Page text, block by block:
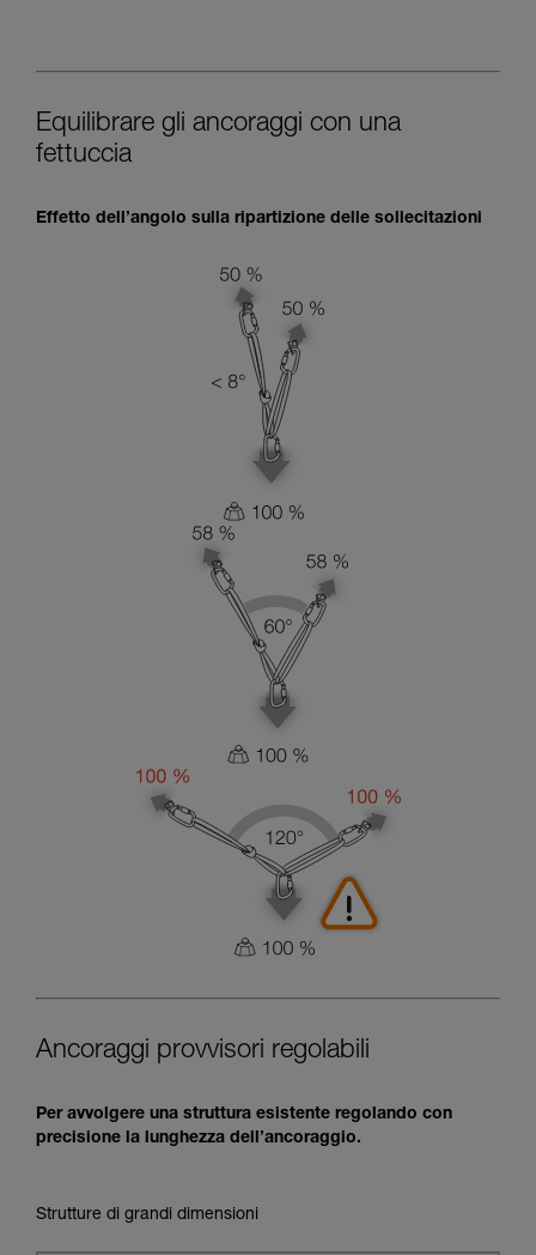
Equilibrare gli ancoraggi con una
fettuccia
Effetto dell’angolo sulla ripartizione delle sollecitazioni
Ancoraggi provvisori regolabili
Per avvolgere una struttura esistente regolando con
precisione la lunghezza dell’ancoraggio.
Strutture di grandi dimensioni